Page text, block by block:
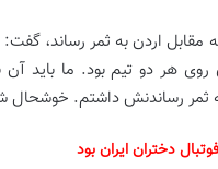
اردن به ثمر رساند،
روی هر دو تیم بود. ما باید
ثمر رساندنش داشتم. خوشحال
دختران ایران بود